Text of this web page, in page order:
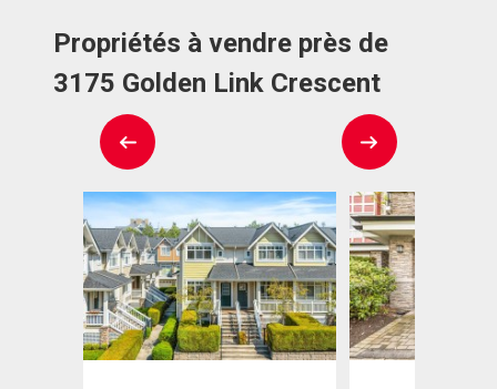
Propriétés à vendre près de
3175 Golden Link Crescent